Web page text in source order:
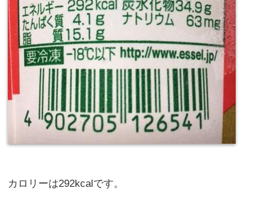
カロリーは292kcalです。